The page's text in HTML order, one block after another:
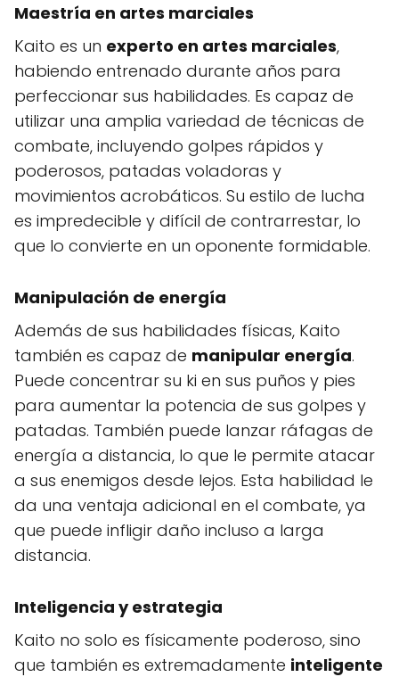
Maestría en artes marciales
Kaito es un experto en artes marciales,
habiendo entrenado durante años para
perfeccionar sus habilidades. Es capaz de
utilizar una amplia variedad de técnicas de
combate, incluyendo golpes rápidos y
poderosos, patadas voladoras y
movimientos acrobáticos. Su estilo de lucha
es impredecible y difícil de contrarrestar, lo
que lo convierte en un oponente formidable.
Manipulación de energía
Además de sus habilidades físicas, Kaito
también es capaz de manipular energía.
Puede concentrar su ki en sus puños y pies
para aumentar la potencia de sus golpes y
patadas. También puede lanzar ráfagas de
energía a distancia, lo que le permite atacar
a sus enemigos desde lejos. Esta habilidad le
da una ventaja adicional en el combate, ya
que puede infligir daño incluso a larga
distancia.
Inteligencia y estrategia
Kaito no solo es físicamente poderoso, sino
que también es extremadamente inteligente